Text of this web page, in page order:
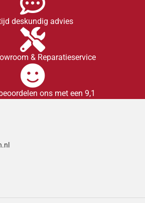
deskundig advies
& Reparatieservice
ons met een 9,1